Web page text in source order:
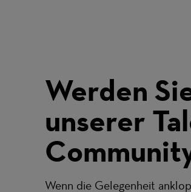
Werden
unserer
Wenn die Gelegenheit